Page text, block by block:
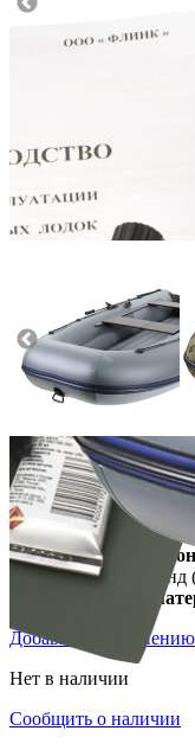
Масса (кг):34
Макс. мощн.
Количество
Диаметр
Тип пола:
нднд
Плотность
Добавить к сравнению
Нет в наличии
Сообщить о наличии